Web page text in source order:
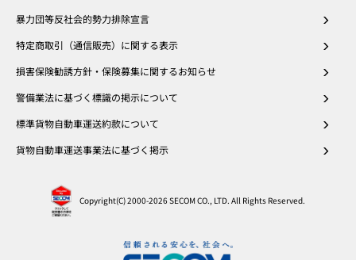
暴力団等反社会的勢力排除宣言
特定商取引（通信販売）に関する表示
損害保険勧誘方針・保険募集に関するお知らせ
警備業法に基づく標識の掲示について
標準貨物自動車運送約款について
貨物自動車運送事業法に基づく掲示
Copyright(C) 2000-2026 SECOM CO., LTD. All Rights Reserved.